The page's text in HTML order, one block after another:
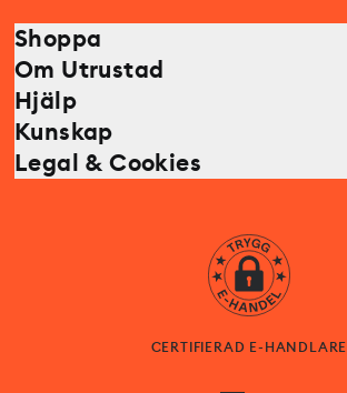
Shoppa
Om Utrustad
Hjälp
Kunskap
Legal & Cookies
CERTIFIERAD E-HANDLARE